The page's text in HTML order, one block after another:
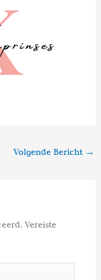
Volgende Bericht →
Vereiste